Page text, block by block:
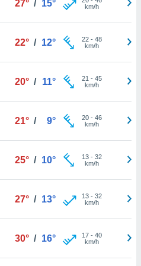
27° / 15°
km/h
22° / 12° 22- 48
km/h
20° / 11° 21 - 45
km/h
21° / 9° 20- 46
km/h
25° / 10° 13- 32
km/h
27° / 13° 13- 32
km/h
30° / 16° 17- 40
km/h